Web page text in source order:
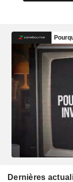
Dernières